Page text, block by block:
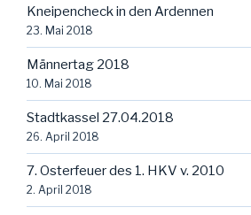
Kneipencheck in den Ardennen
23. Mai 2018
Männertag 2018
10. Mai 2018
Stadtkassel 27.04.2018
26. April 2018
7. Osterfeuer des 1. HKV v. 2010
2. April 2018